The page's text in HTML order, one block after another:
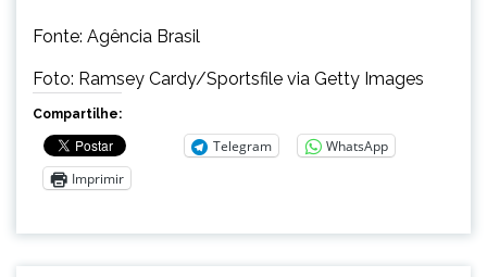
Fonte: Agência Brasil
Foto: Ramsey Cardy/Sportsfile via Getty Images
Compartilhe:
Telegram
WhatsApp
Imprimir